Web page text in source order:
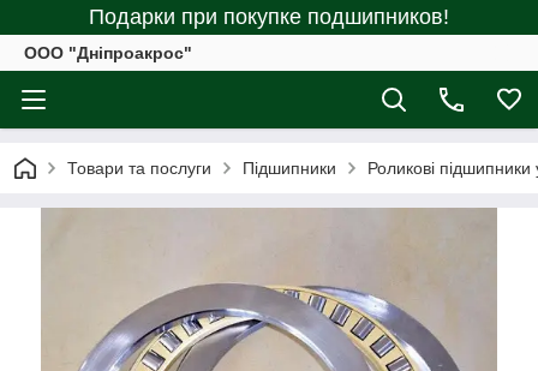
Подарки при покупке подшипников!
ООО "Дніпроакрос"
Товари та послуги Підшипники Роликові підшипники